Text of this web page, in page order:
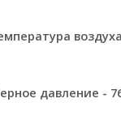
давление -